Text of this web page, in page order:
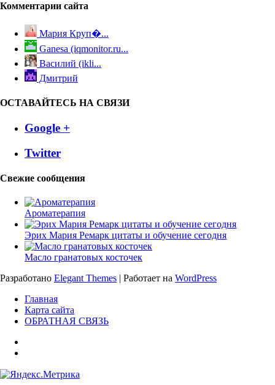
Комментарии сайта
Мария Круп�...
Ganesa (iqmonitor.ru...
Василий (ikli...
Дмитрий
ОСТАВАЙТЕСЬ НА СВЯЗИ
Google +
Twitter
Свежие сообщения
Ароматерапия
Эрих Мария Ремарк цитаты и обучение сегодня
Масло гранатовых косточек
Разработано Elegant Themes | Работает на WordPress
Главная
Карта сайта
ОБРАТНАЯ СВЯЗЬ